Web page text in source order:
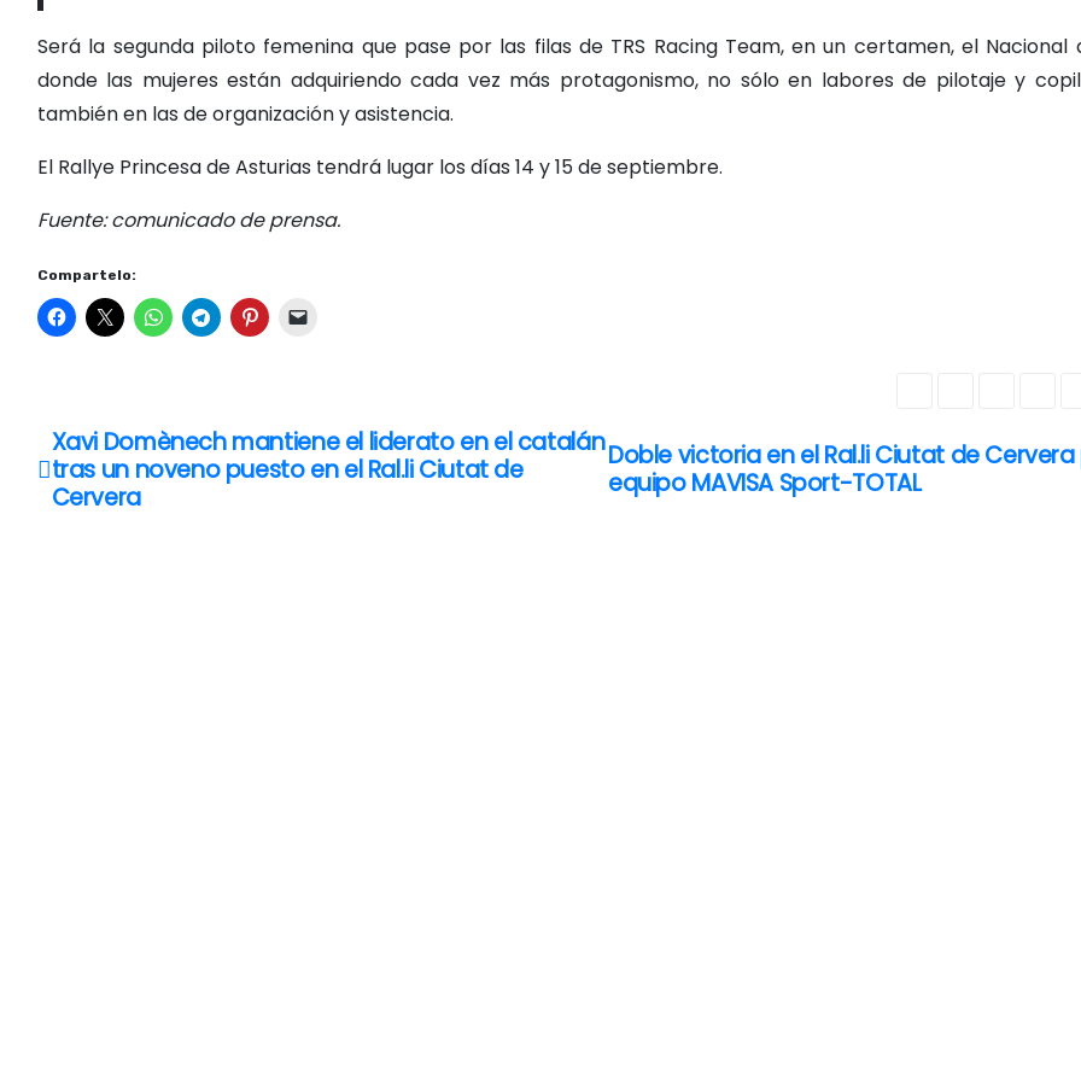
Será la segunda piloto femenina que pase por las filas de TRS Racing Team, en un certamen, el Nacional
donde las mujeres están adquiriendo cada vez más protagonismo, no sólo en labores de pilotaje y
también en las de organización y asistencia.
El Rallye Princesa de Asturias tendrá lugar los días 14 y 15 de septiembre.
Fuente: comunicado de prensa.
Compartelo:
N
a
Doble victoria en el Ral.li Ciutat de
equipo MAVISA Sport-TOTAL
Xavi Domènech mantiene el liderato en el catalán
tras un noveno puesto en el Ral.li Ciutat de
Cervera